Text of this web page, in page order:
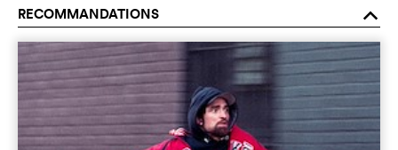
RECOMMANDATIONS o